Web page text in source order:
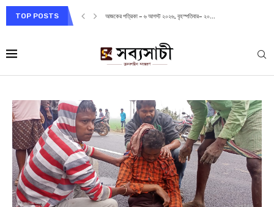
TOP POSTS আজকের পত্রিকা – ৬ আগস্ট ২০২৬, বৃহস্পতিবার– ২০...